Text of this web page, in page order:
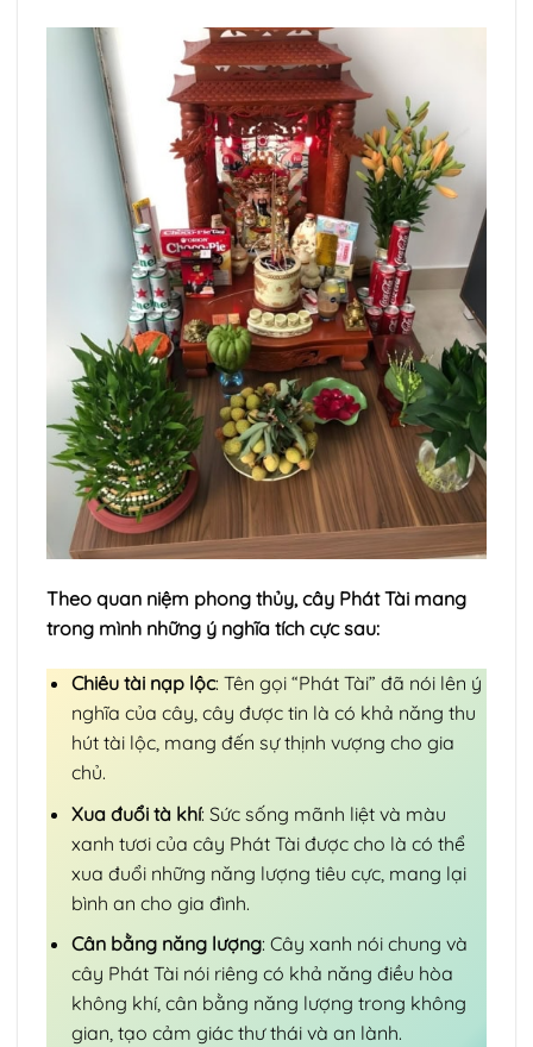
Theo quan niệm phong thủy, cây Phát Tài mang
trong mình những ý nghĩa tích cực sau:
Chiêu tài nạp lộc: Tên gọi “Phát Tài” đã nói lên ý
nghĩa của cây, cây được tin là có khả năng thu
hút tài lộc, mang đến sự thịnh vượng cho gia
chủ.
Xua đuổi tà khí: Sức sống mãnh liệt và màu
xanh tươi của cây Phát Tài được cho là có thể
xua đuổi những năng lượng tiêu cực, mang lại
bình an cho gia đình.
Cân bằng năng lượng: Cây xanh nói chung và
cây Phát Tài nói riêng có khả năng điều hòa
không khí, cân bằng năng lượng trong không
gian, tạo cảm giác thư thái và an lành.